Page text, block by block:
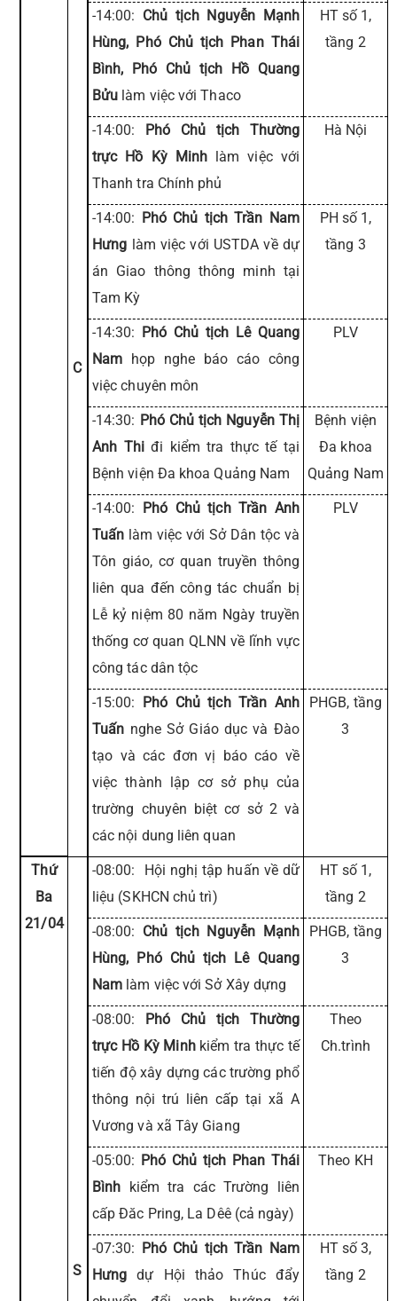
C
-14:00: Chủ tịch Nguyễn Mạnh
Hùng, Phó Chủ tịch Phan Thái
Bình, Phó Chủ tịch Hồ Quang
Bửu làm việc với Thaco
HT số 1,
tầng 2
-14:00: Phó Chủ tịch Thường
trực Hồ Kỳ Minh làm việc với
Thanh tra Chính phủ
Hà Nội
-14:00: Phó Chủ tịch Trần Nam
Hưng làm việc với USTDA về dự
án Giao thông thông minh tại
Tam Kỳ
PH số 1,
tầng 3
-14:30: Phó Chủ tịch Lê Quang
Nam họp nghe báo cáo công
việc chuyên môn
PLV
-14:30: Phó Chủ tịch Nguyễn Thị
Anh Thiđi kiểm tra thực tế tại
Bệnh viện Đa khoa Quảng Nam
Bệnh viện
Đa khoa
Quảng Nam
-14:00: Phó Chủ tịch Trần Anh
Tuấn làm việc với Sở Dân tộc và
Tôn giáo, cơ quan truyền thông
liên qua đến công tác chuẩn bị
Lễ kỷ niệm 80 năm Ngày truyền
thống cơ quan QLNN về lĩnh vực
công tác dân tộc
PLV
-15:00: Phó Chủ tịch Trần Anh
Tuấn nghe Sở Giáo dục và Đào
tạo và các đơn vị báo cáo về
việc thành lập cơ sở phụ của
trường chuyên biệt cơ sở 2 và
các nội dung liên quan
PHGB, tầng
3
Thứ
Ba
21/04
S
-08:00: Hội nghị tập huấn về dữ
liệu (SKHCN chủ trì)
HT số 1,
tầng 2
-08:00: Chủ tịch Nguyễn Mạnh
Hùng, Phó Chủ tịch Lê Quang
Nam làm việc với Sở Xây dựng
PHGB, tầng
3
-08:00: Phó Chủ tịch Thường
trực Hồ Kỳ Minhkiểm tra thực tế
tiến độ xây dựng các trường phổ
thông nội trú liên cấp tại xã A
Vương và xã Tây Giang
Theo
Ch.trình
-05:00: Phó Chủ tịch Phan Thái
Bình kiểm tra các Trường liên
cấp Đăc Pring, La Dêê (cả ngày)
Theo KH
-07:30: Phó Chủ tịch Trần Nam
Hưng dự Hội thảo Thúc đẩy
HT số 3,
tầng 2